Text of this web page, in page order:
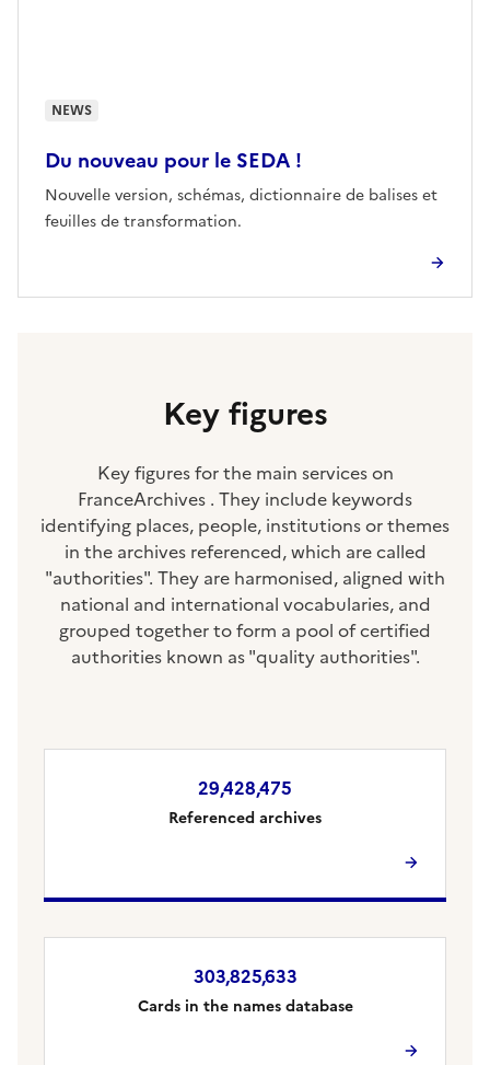
Du nouveau pour le SEDA !
Nouvelle version, schémas, dictionnaire de balises et
feuilles de transformation.
NEWS
Key figures
Key figures for the main services on
FranceArchives . They include keywords
identifying places, people, institutions or themes
in the archives referenced, which are called
"authorities". They are harmonised, aligned with
national and international vocabularies, and
grouped together to form a pool of certified
authorities known as "quality authorities".
Referenced archives
29,428,475
Cards in the names database
303,825,633